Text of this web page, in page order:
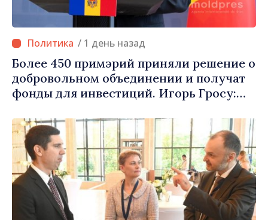
/ 1 день назад
Более 450 примэрий приняли решение о
добровольном объединении и получат
фонды для инвестиций. Игорь Гросу:
населённым пунктам шанс
развиваться»